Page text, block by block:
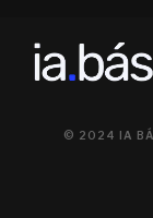
© 2024 IA